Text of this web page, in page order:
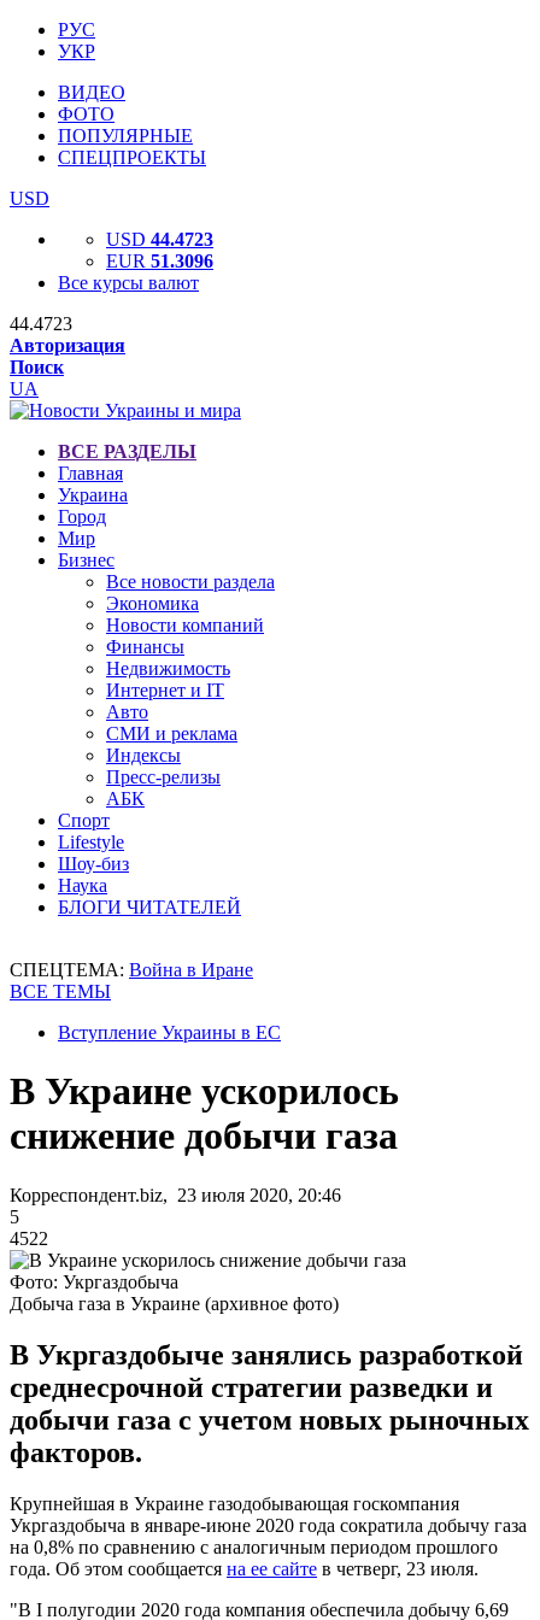
РУС
УКР
ВИДЕО
ФОТО
ПОПУЛЯРНЫЕ
СПЕЦПРОЕКТЫ
USD
USD 44.4723
EUR 51.3096
Все курсы валют
44.4723
Авторизация
Поиск
UA
ВСЕ РАЗДЕЛЫ
Главная
Украина
Город
Мир
Бизнес
Все новости раздела
Экономика
Новости компаний
Финансы
Недвижимость
Интернет и IT
Авто
СМИ и реклама
Индексы
Пресс-релизы
АБК
Спорт
Lifestyle
Шоу-биз
Наука
БЛОГИ ЧИТАТЕЛЕЙ
СПЕЦТЕМА: Война в Иране
ВСЕ ТЕМЫ
Вступление Украины в ЕС
В Украине ускорилось
снижение добычи газа
Корреспондент.biz, 23 июля 2020, 20:46
5
4522
Фото: Укргаздобыча
Добыча газа в Украине (архивное фото)
В Укргаздобыче занялись разработкой
среднесрочной стратегии разведки и
добычи газа с учетом новых рыночных
факторов.
Крупнейшая в Украине газодобывающая госкомпания
Укргаздобыча в январе-июне 2020 года сократила добычу газа
на 0,8% по сравнению с аналогичным периодом прошлого
года. Об этом сообщается на ее сайте в четверг, 23 июля.
"В I полугодии 2020 года компания обеспечила добычу 6,69